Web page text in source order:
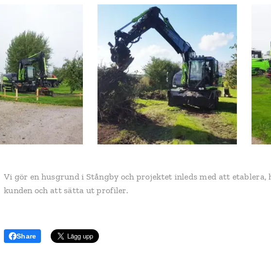
Vi gör en husgrund i Stångby och projektet inleds med att etablera,
kunden och att sätta ut profiler.
Share